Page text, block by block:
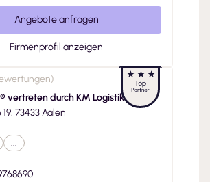
Angebote anfragen
Firmenprofil anzeigen
)
vertreten durch KM Logistik GmbH
Schafgasse 19, 73433 Aalen
...